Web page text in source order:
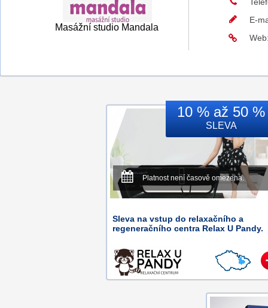
Masážní studio Mandala
E-
10 % až 50 %
SLEVA
Platnost není časově omezena.
Sleva na vstup do relaxačního a
regeneračního centra Relax U Pandy.